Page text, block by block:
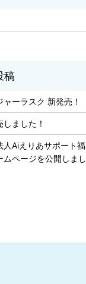
ャーラスク 新発売！
ました！
人Aiえりあサポート福
ムページを公開しまし